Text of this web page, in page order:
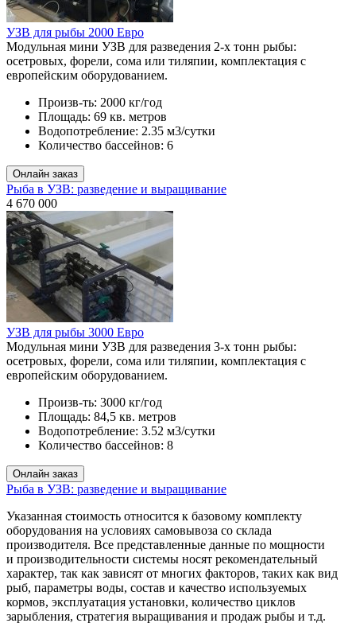
УЗВ для рыбы 2000 Евро
Модульная мини УЗВ для разведения 2-х тонн рыбы:
осетровых, форели, сома или тиляпии, комплектация с
европейским оборудованием.
Произв-ть: 2000 кг/год
Площадь: 69 кв. метров
Водопотребление: 2.35 м3/сутки
Количество бассейнов: 6
Рыба в УЗВ: разведение и выращивание
4 670 000
УЗВ для рыбы 3000 Евро
Модульная мини УЗВ для разведения 3-х тонн рыбы:
осетровых, форели, сома или тиляпии, комплектация с
европейским оборудованием.
Произв-ть: 3000 кг/год
Площадь: 84,5 кв. метров
Водопотребление: 3.52 м3/сутки
Количество бассейнов: 8
Рыба в УЗВ: разведение и выращивание
Указанная стоимость относится к базовому комплекту
оборудования на условиях самовывоза со склада
производителя. Все представленные данные по мощности
и производительности системы носят рекомендательный
характер, так как зависят от многих факторов, таких как вид
рыб, параметры воды, состав и качество используемых
кормов, эксплуатация установки, количество циклов
зарыбления, стратегия выращивания и продаж рыбы и т.д.